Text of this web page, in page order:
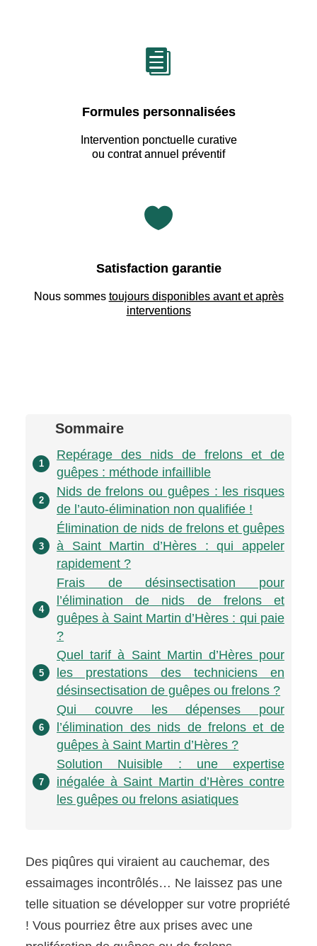

Formules personnalisées
Intervention ponctuelle curative
ou contrat annuel préventif

Satisfaction garantie
Nous sommes toujours disponibles avant et après
interventions
Sommaire
1
Repérage des nids de frelons et de
guêpes : méthode infaillible
2
Nids de frelons ou guêpes : les risques
de l’auto-élimination non qualifiée !
3
Élimination de nids de frelons et guêpes
à Saint Martin d’Hères : qui appeler
rapidement ?
4
Frais de désinsectisation pour
l’élimination de nids de frelons et
guêpes à Saint Martin d’Hères : qui paie
?
5
Quel tarif à Saint Martin d’Hères pour
les prestations des techniciens en
désinsectisation de guêpes ou frelons ?
6
Qui couvre les dépenses pour
l’élimination des nids de frelons et de
guêpes à Saint Martin d’Hères ?
7
Solution Nuisible : une expertise
inégalée à Saint Martin d’Hères contre
les guêpes ou frelons asiatiques
Des piqûres qui viraient au cauchemar, des
essaimages incontrôlés… Ne laissez pas une
telle situation se développer sur votre propriété
! Vous pourriez être aux prises avec une